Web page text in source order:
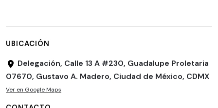
UBICACIÓN
Delegación, Calle 13 A #230, Guadalupe Proletaria
07670, Gustavo A. Madero, Ciudad de México, CDMX
Ver en Google Maps